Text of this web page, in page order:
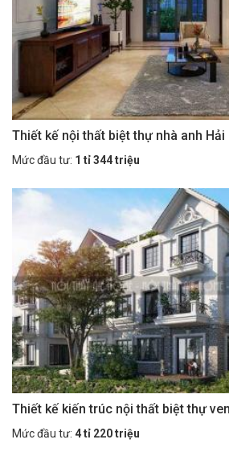
Thiết kế nội thất biệt thự nhà anh Hải
Mức đầu tư: 1 tỉ 344 triệu
Thiết kế kiến trúc nội thất biệt thự
Mức đầu tư: 4 tỉ 220 triệu